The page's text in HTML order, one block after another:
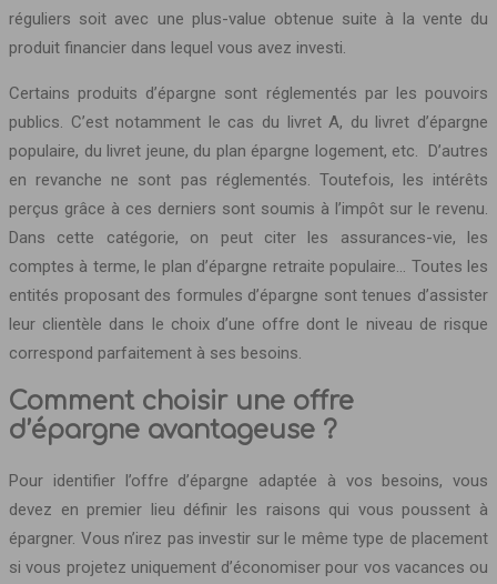
réguliers soit avec une plus-value obtenue suite à la vente du
produit financier dans lequel vous avez investi.
Certains produits d’épargne sont réglementés par les pouvoirs
publics. C’est notamment le cas du livret A, du livret d’épargne
populaire, du livret jeune, du plan épargne logement, etc. D’autres
en revanche ne sont pas réglementés. Toutefois, les intérêts
perçus grâce à ces derniers sont soumis à l’impôt sur le revenu.
Dans cette catégorie, on peut citer les assurances-vie, les
comptes à terme, le plan d’épargne retraite populaire… Toutes les
entités proposant des formules d’épargne sont tenues d’assister
leur clientèle dans le choix d’une offre dont le niveau de risque
correspond parfaitement à ses besoins.
Comment choisir une offre
d’épargne avantageuse ?
Pour identifier l’offre d’épargne adaptée à vos besoins, vous
devez en premier lieu définir les raisons qui vous poussent à
épargner. Vous n’irez pas investir sur le même type de placement
si vous projetez uniquement d’économiser pour vos vacances ou